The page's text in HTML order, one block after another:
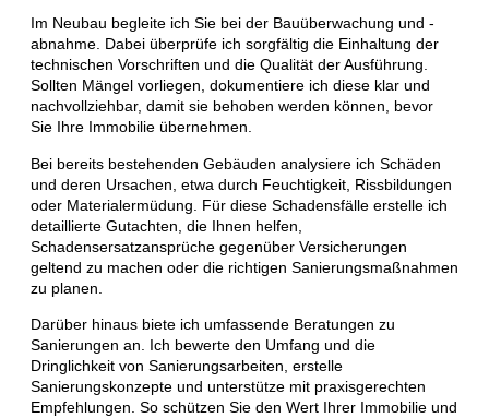
Im Neubau begleite ich Sie bei der Bauüberwachung und -
abnahme. Dabei überprüfe ich sorgfältig die Einhaltung der
technischen Vorschriften und die Qualität der Ausführung.
Sollten Mängel vorliegen, dokumentiere ich diese klar und
nachvollziehbar, damit sie behoben werden können, bevor
Sie Ihre Immobilie übernehmen.
Bei bereits bestehenden Gebäuden analysiere ich Schäden
und deren Ursachen, etwa durch Feuchtigkeit, Rissbildungen
oder Materialermüdung. Für diese Schadensfälle erstelle ich
detaillierte Gutachten, die Ihnen helfen,
Schadensersatzansprüche gegenüber Versicherungen
geltend zu machen oder die richtigen Sanierungsmaßnahmen
zu planen.
Darüber hinaus biete ich umfassende Beratungen zu
Sanierungen an. Ich bewerte den Umfang und die
Dringlichkeit von Sanierungsarbeiten, erstelle
Sanierungskonzepte und unterstütze mit praxisgerechten
Empfehlungen. So schützen Sie den Wert Ihrer Immobilie und